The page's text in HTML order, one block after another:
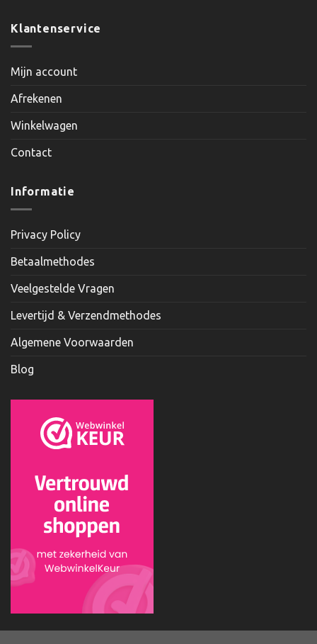
Klantenservice
Mijn account
Afrekenen
Winkelwagen
Contact
Informatie
Privacy Policy
Betaalmethodes
Veelgestelde Vragen
Levertijd & Verzendmethodes
Algemene Voorwaarden
Blog